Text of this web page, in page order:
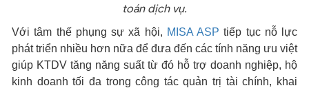
toán dịch vụ.
Với tâm thế phụng sự xã hội, MISA ASP tiếp tục nỗ lực
phát triển nhiều hơn nữa để đưa đến các tính năng ưu việt
giúp KTDV tăng năng suất từ đó hỗ trợ doanh nghiệp, hộ
kinh doanh tối đa trong công tác quản trị tài chính, khai